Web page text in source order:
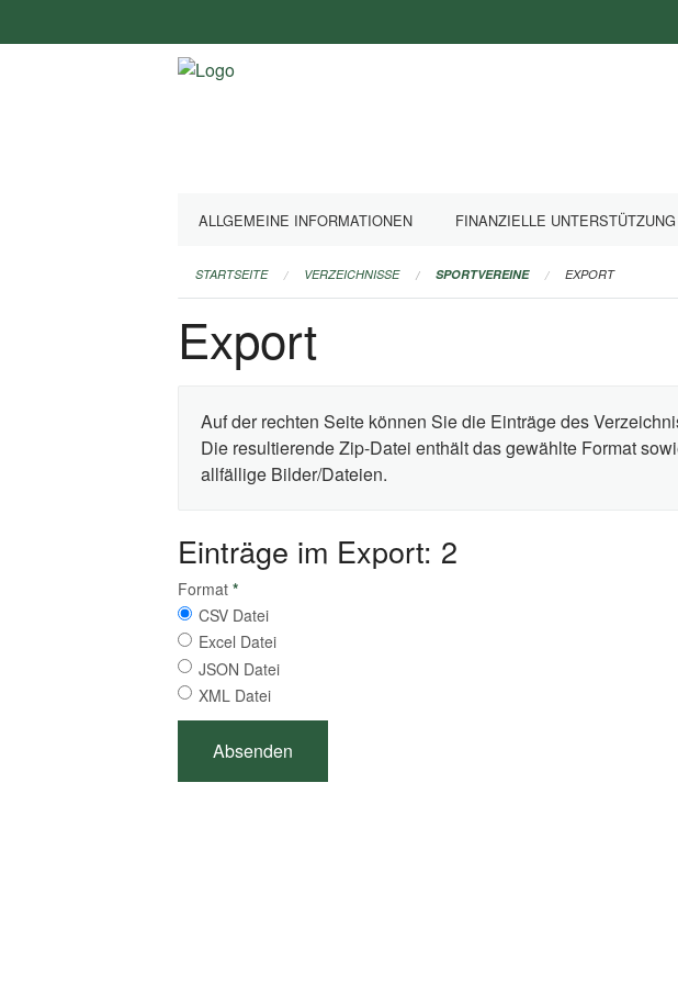
überspringen
ALLGEMEINE INFORMATIONEN FINANZIELLE
STARTSEITE VERZEICHNISSE SPORTVEREINE EXPORT
Export
Auf der rechten Seite können Sie die Einträge des
Die resultierende Zip-Datei enthält das gewählte Format
allfällige Bilder/Dateien.
Einträge im Export: 2
Format *
CSV Datei
Excel Datei
JSON Datei
XML Datei